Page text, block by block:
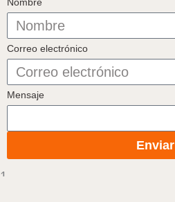
Correo electrónico
Mensaje
Enviar
1